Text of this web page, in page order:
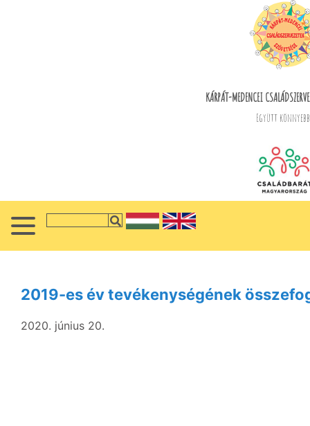
KÁRPÁT-MEDENCEI
Együtt
2019-es év tevékenységének
2020. június 20.